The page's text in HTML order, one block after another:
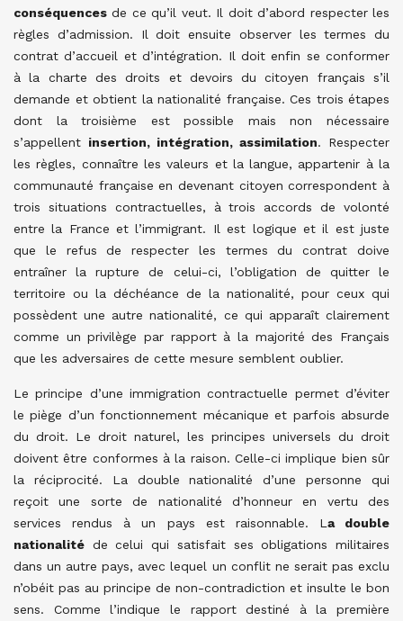
conséquences de ce qu’il veut. Il doit d’abord respecter les
règles d’admission. Il doit ensuite observer les termes du
contrat d’accueil et d’intégration. Il doit enfin se conformer
à la charte des droits et devoirs du citoyen français s’il
demande et obtient la nationalité française. Ces trois étapes
dont la troisième est possible mais non nécessaire
s’appellent insertion, intégration, assimilation. Respecter
les règles, connaître les valeurs et la langue, appartenir à la
communauté française en devenant citoyen correspondent à
trois situations contractuelles, à trois accords de volonté
entre la France et l’immigrant. Il est logique et il est juste
que le refus de respecter les termes du contrat doive
entraîner la rupture de celui-ci, l’obligation de quitter le
territoire ou la déchéance de la nationalité, pour ceux qui
possèdent une autre nationalité, ce qui apparaît clairement
comme un privilège par rapport à la majorité des Français
que les adversaires de cette mesure semblent oublier.
Le principe d’une immigration contractuelle permet d’éviter
le piège d’un fonctionnement mécanique et parfois absurde
du droit. Le droit naturel, les principes universels du droit
doivent être conformes à la raison. Celle-ci implique bien sûr
la réciprocité. La double nationalité d’une personne qui
reçoit une sorte de nationalité d’honneur en vertu des
services rendus à un pays est raisonnable. La double
nationalité de celui qui satisfait ses obligations militaires
dans un autre pays, avec lequel un conflit ne serait pas exclu
n’obéit pas au principe de non-contradiction et insulte le bon
sens. Comme l’indique le rapport destiné à la première